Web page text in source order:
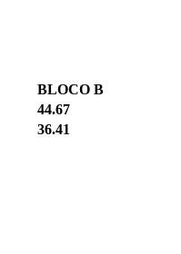
BLOCO B
44.67
36.41